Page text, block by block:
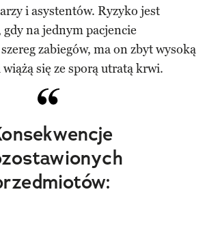
i asystentów. Ryzyko jest
gdy na jednym pacjencie
zabiegów, ma on zbyt wysoką
się ze sporą utratą krwi.